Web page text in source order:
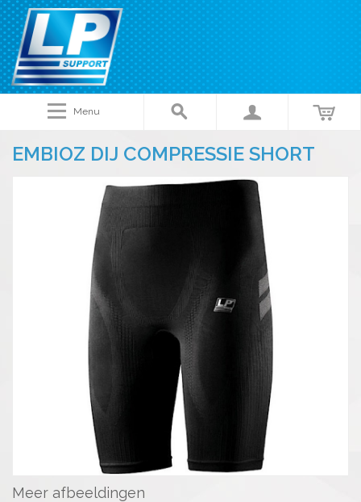
Menu
EMBIOZ DIJ COMPRESSIE SHORT
Meer afbeeldingen